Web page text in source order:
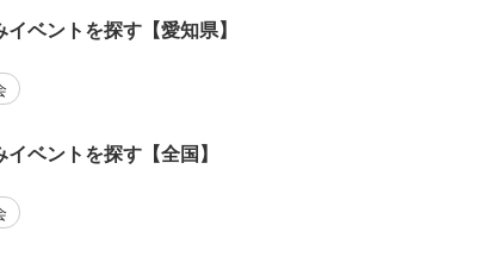
ベントを探す【愛知県】
ベントを探す【全国】